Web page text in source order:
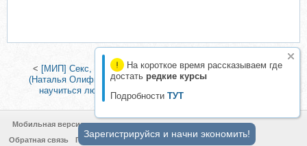
На короткое время рассказываем где
достать редкие курсы
Подробности ТУТ
< [МИП] Секс, любовь и деньги в метафорических картах
(Наталья Олифирович) |Главный роман в вашей жизни: как
научиться любить себя любым (Михаил Лабковский)
Мобильная версия
Обратная связь
Политика конфиденциальности
Зарегистрируйся и начни экономить!